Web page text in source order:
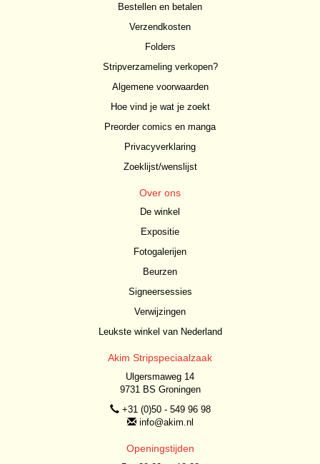
Bestellen en betalen
Verzendkosten
Folders
Stripverzameling verkopen?
Algemene voorwaarden
Hoe vind je wat je zoekt
Preorder comics en manga
Privacyverklaring
Zoeklijst/wenslijst
Over ons
De winkel
Expositie
Fotogalerijen
Beurzen
Signeersessies
Verwijzingen
Leukste winkel van Nederland
Akim Stripspeciaalzaak
Ulgersmaweg 14
9731 BS Groningen
+31 (0)50 - 549 96 98
info@akim.nl
Openingstijden